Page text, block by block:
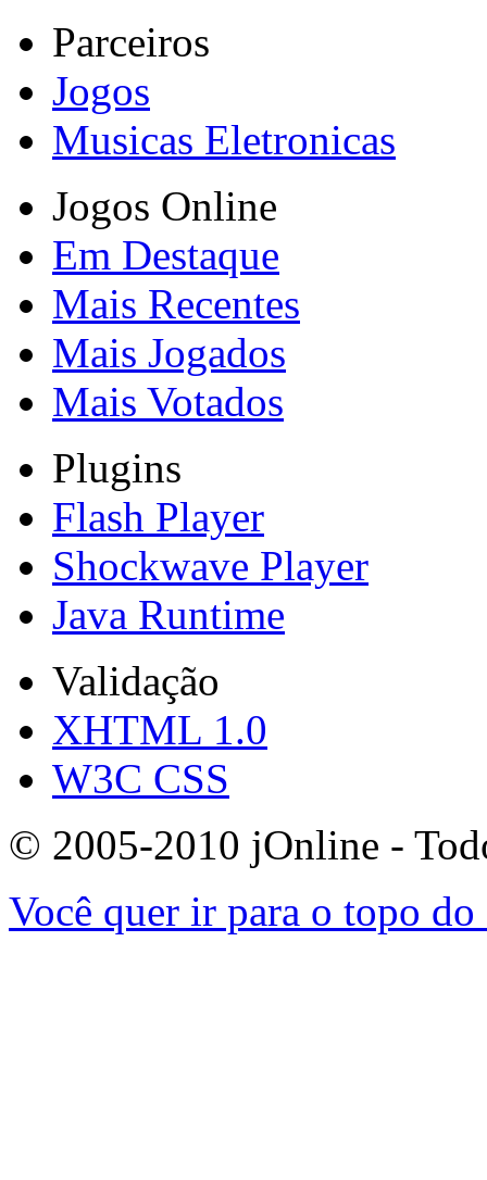
Parceiros
Jogos
Musicas Eletronicas
Jogos Online
Em Destaque
Mais Recentes
Mais Jogados
Mais Votados
Plugins
Flash Player
Shockwave Player
Java Runtime
Validação
XHTML 1.0
W3C CSS
© 2005-2010 jOnline -
Você quer ir para o topo do